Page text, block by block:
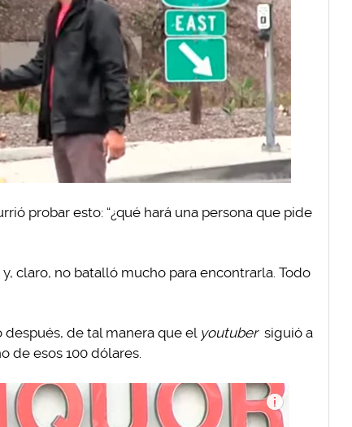
probar esto: “¿qué hará una persona que pide
claro, no batalló mucho para encontrarla. Todo
de tal manera que el youtuber siguió a
de esos 100 dólares.